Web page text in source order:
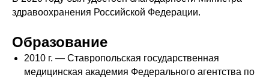
здравоохранения Российской Федерации.
Образование
2010 г. — Ставропольская государственная
медицинская академия Федерального агентства по